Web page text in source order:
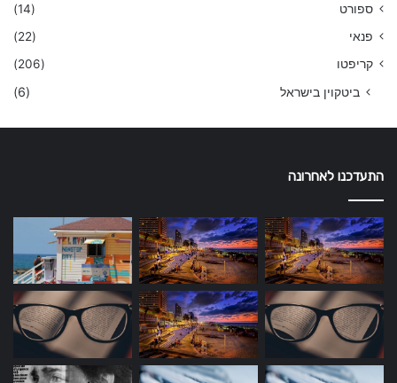
ספורט
(14)
פנאי
(22)
קריפטו
(206)
ביטקוין בישראל (6)
התעדכנו לאחרונה